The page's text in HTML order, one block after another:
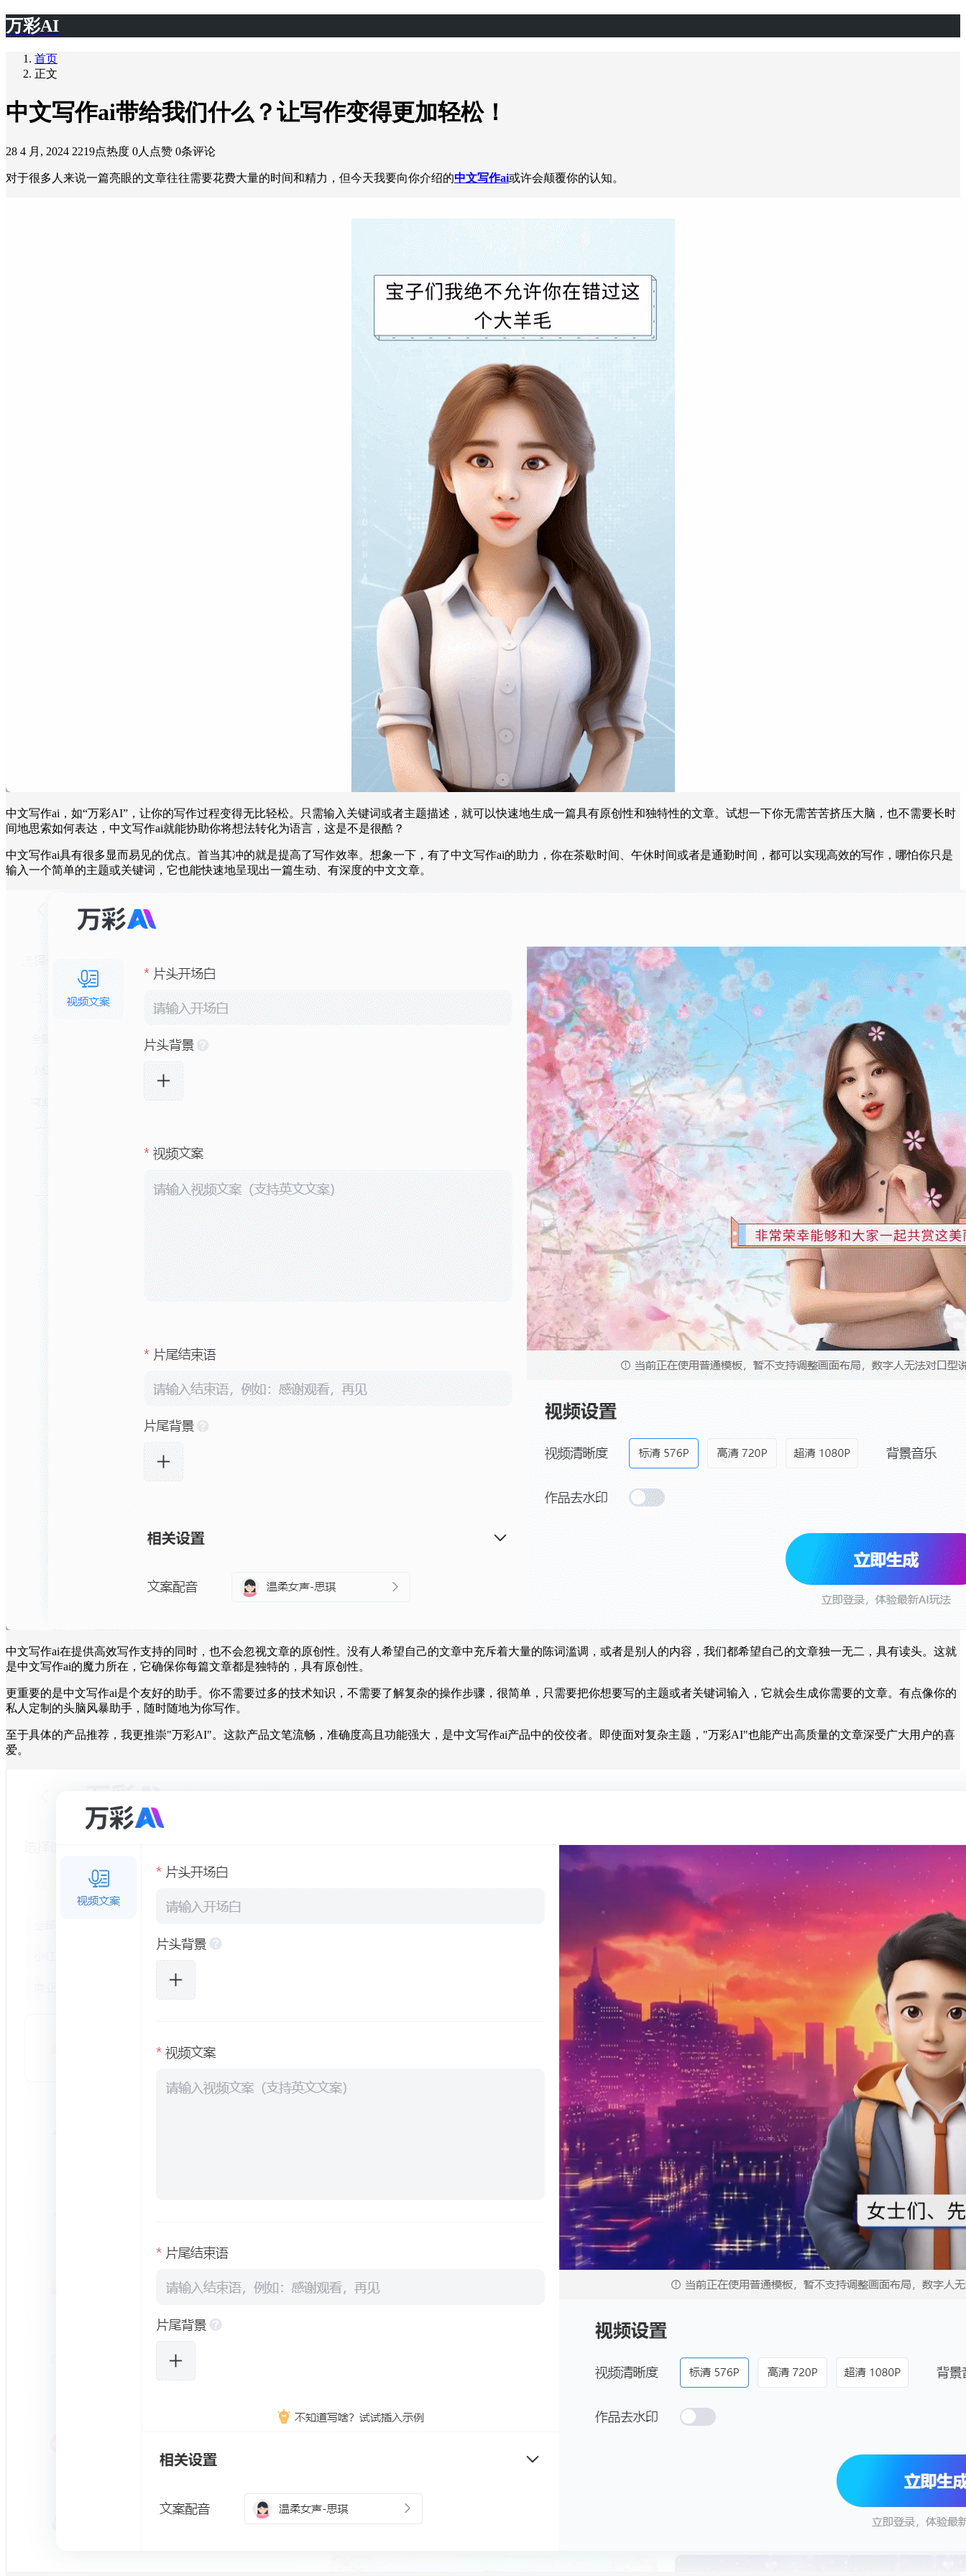
万彩AI
首页
正文
中文写作ai带给我们什么？让写作变得更加轻松！
28 4 月, 2024 2219点热度 0人点赞 0条评论
对于很多人来说一篇亮眼的文章往往需要花费大量的时间和精力，但今天我要向你介绍的中文写作ai或许会颠覆你的认知。
中文写作ai，如“万彩AI”，让你的写作过程变得无比轻松。只需输入关键词或者主题描述，就可以快速地生成一篇具有原创性和独特性的文章。试想一下你无需苦苦挤压大脑，也不需要长时
间地思索如何表达，中文写作ai就能协助你将想法转化为语言，这是不是很酷？
中文写作ai具有很多显而易见的优点。首当其冲的就是提高了写作效率。想象一下，有了中文写作ai的助力，你在茶歇时间、午休时间或者是通勤时间，都可以实现高效的写作，哪怕你只是
输入一个简单的主题或关键词，它也能快速地呈现出一篇生动、有深度的中文文章。
中文写作ai在提供高效写作支持的同时，也不会忽视文章的原创性。没有人希望自己的文章中充斥着大量的陈词滥调，或者是别人的内容，我们都希望自己的文章独一无二，具有读头。这就
是中文写作ai的魔力所在，它确保你每篇文章都是独特的，具有原创性。
更重要的是中文写作ai是个友好的助手。你不需要过多的技术知识，不需要了解复杂的操作步骤，很简单，只需要把你想要写的主题或者关键词输入，它就会生成你需要的文章。有点像你的
私人定制的头脑风暴助手，随时随地为你写作。
至于具体的产品推荐，我更推崇"万彩AI"。这款产品文笔流畅，准确度高且功能强大，是中文写作ai产品中的佼佼者。即使面对复杂主题，"万彩AI"也能产出高质量的文章深受广大用户的喜
爱。